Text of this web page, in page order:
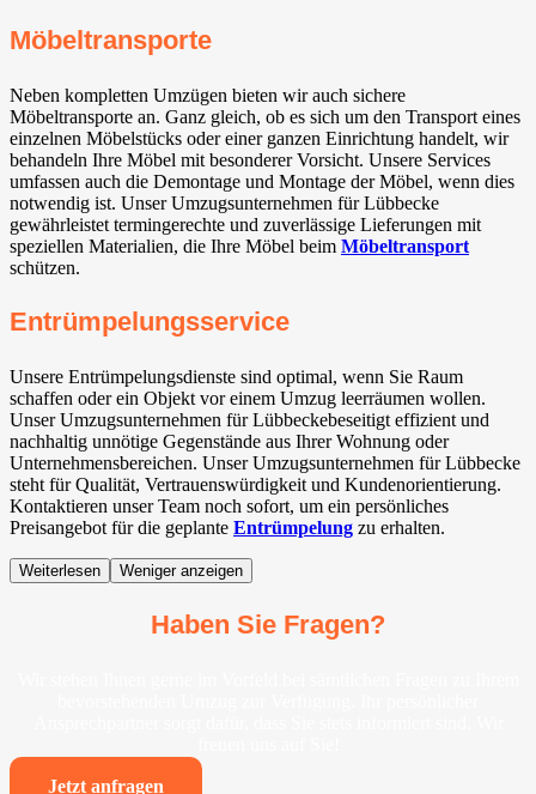
Möbeltransporte
Neben kompletten Umzügen bieten wir auch sichere
Möbeltransporte an. Ganz gleich, ob es sich um den Transport eines
einzelnen Möbelstücks oder einer ganzen Einrichtung handelt, wir
behandeln Ihre Möbel mit besonderer Vorsicht. Unsere Services
umfassen auch die Demontage und Montage der Möbel, wenn dies
notwendig ist. Unser Umzugsunternehmen für Lübbecke
gewährleistet termingerechte und zuverlässige Lieferungen mit
speziellen Materialien, die Ihre Möbel beim Möbeltransport
schützen.
Entrümpelungsservice
Unsere Entrümpelungsdienste sind optimal, wenn Sie Raum
schaffen oder ein Objekt vor einem Umzug leerräumen wollen.
Unser Umzugsunternehmen für Lübbeckebeseitigt effizient und
nachhaltig unnötige Gegenstände aus Ihrer Wohnung oder
Unternehmensbereichen. Unser Umzugsunternehmen für Lübbecke
steht für Qualität, Vertrauenswürdigkeit und Kundenorientierung.
Kontaktieren unser Team noch sofort, um ein persönliches
Preisangebot für die geplante Entrümpelung zu erhalten.
Weiterlesen Weniger anzeigen
Haben Sie Fragen?
Jetzt anfragen